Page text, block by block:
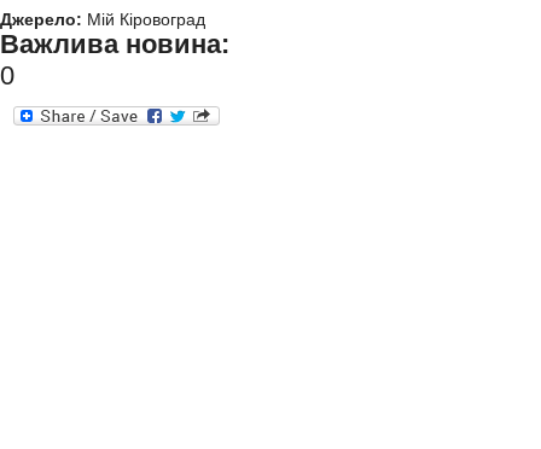
Джерело: Мій Кіровоград
Важлива новина:
0